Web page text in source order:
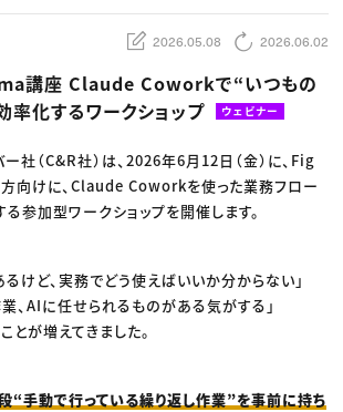
ー
タビュー
トップ
からのお知らせ
2026.05.08 2026.06.02
講座 Claude Coworkで“いつもの
率化するワークショップ
ウェビナー
社（C&R社）は、2026年6月12日（金）に、Fig
向けに、Claude Coworkを使った業務フロー
参加型ワークショップを開催します。
けど、実務でどう使えばいいか分からない」
、AIに任せられるものがある気がする」
とが増えてきました。
“手動で行っている繰り返し作業”を事前に持ち